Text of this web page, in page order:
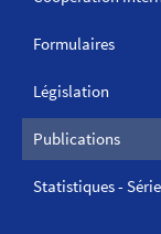
Formulaires
Législation
Publications
Statistiques -